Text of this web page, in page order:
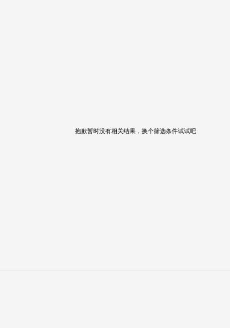
抱歉暂时没有相关结果，换个筛选条件试试吧